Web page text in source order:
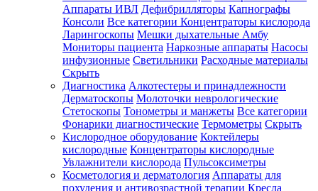
Аппараты ИВЛ Дефибрилляторы Капнографы
Консоли Все категории Концентраторы кислорода
Ларингоскопы Мешки дыхательные Амбу
Мониторы пациента Наркозные аппараты Насосы
инфузионные Светильники Расходные материалы
Скрыть
Диагностика Алкотестеры и принадлежности
Дерматоскопы Молоточки неврологические
Стетоскопы Тонометры и манжеты Все категории
Фонарики диагностические Термометры Скрыть
Кислородное оборудование Коктейлеры
кислородные Концентраторы кислородные
Увлажнители кислорода Пульсоксиметры
Косметология и дерматология Аппараты для
похудения и антивозрастной терапии Кресла